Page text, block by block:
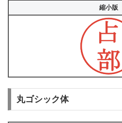
縮小版
丸ゴシック体